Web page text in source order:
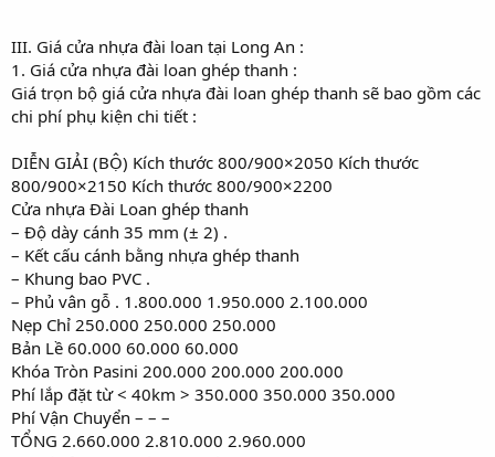
III. Giá cửa nhựa đài loan tại Long An :
1. Giá cửa nhựa đài loan ghép thanh :
Giá trọn bộ giá cửa nhựa đài loan ghép thanh sẽ bao gồm các
chi phí phụ kiện chi tiết :
DIỄN GIẢI (BỘ) Kích thước 800/900×2050 Kích thước
800/900×2150 Kích thước 800/900×2200
Cửa nhựa Đài Loan ghép thanh
– Độ dày cánh 35 mm (± 2) .
– Kết cấu cánh bằng nhựa ghép thanh
– Khung bao PVC .
– Phủ vân gỗ . 1.800.000 1.950.000 2.100.000
Nẹp Chỉ 250.000 250.000 250.000
Bản Lề 60.000 60.000 60.000
Khóa Tròn Pasini 200.000 200.000 200.000
Phí lắp đặt từ < 40km > 350.000 350.000 350.000
Phí Vận Chuyển – – –
TỔNG 2.660.000 2.810.000 2.960.000